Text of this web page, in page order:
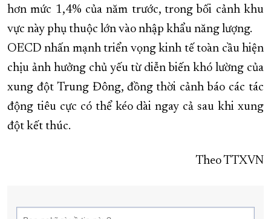
hơn mức 1,4% của năm trước, trong bối cảnh khu
vực này phụ thuộc lớn vào nhập khẩu năng lượng.
OECD nhấn mạnh triển vọng kinh tế toàn cầu hiện
chịu ảnh hưởng chủ yếu từ diễn biến khó lường của
xung đột Trung Đông, đồng thời cảnh báo các tác
động tiêu cực có thể kéo dài ngay cả sau khi xung
đột kết thúc.
Theo TTXVN